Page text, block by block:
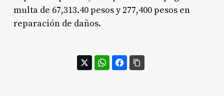
multa de 67,313.40 pesos y 277,400 pesos en
reparación de daños.